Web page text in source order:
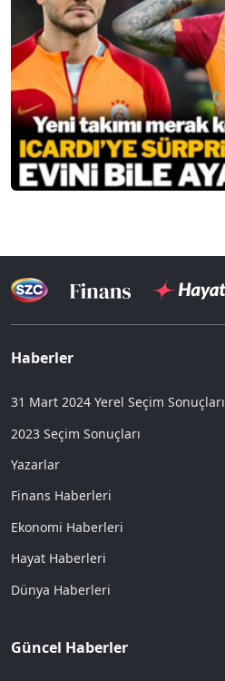
Haberler
31 Mart 2024 Yerel Seçim Sonuçları
2023 Seçim Sonuçları
Yazarlar
Finans Haberleri
Ekonomi Haberleri
Hayat Haberleri
Dünya Haberleri
Güncel Haberler